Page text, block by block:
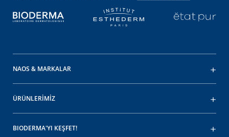
NAOS & MARKALAR
ÜRÜNLERİMİZ
BIODERMA'YI KEŞFET!